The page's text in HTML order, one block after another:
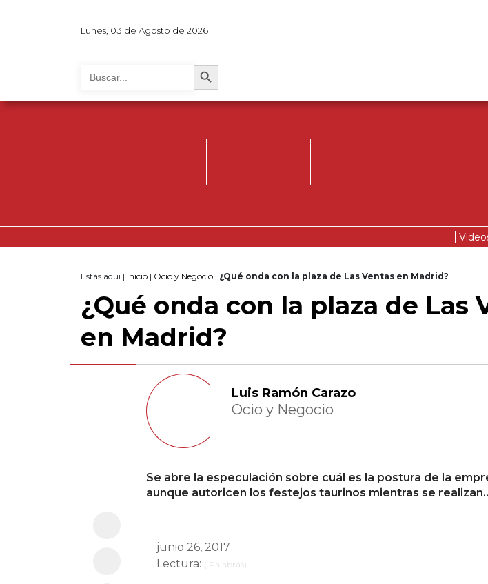
Lunes, 03 de Agosto de 2026
for:
Search Button
Estás aqui | Inicio | Ocio y Negocio | ¿Qué onda con la plaza de Las Ventas en Madrid?
¿Qué onda con la plaza de Las
en Madrid?
Luis Ramón Carazo
Ocio y Negocio
Se abre la especulación sobre cuál es la postura de la
aunque autoricen los festejos taurinos mientras se
junio 26, 2017
Lectura: ( Palabras)